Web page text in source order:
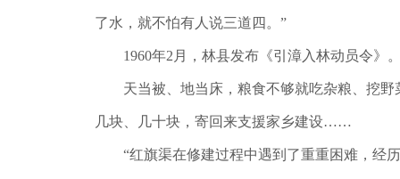
了水，就不怕有人说三道四。”
1960年2月，林县发布《引漳入林动员令》。
天当被、地当床，粮食不够就吃杂粮、挖野
几块、几十块，寄回来支援家乡建设……
“红旗渠在修建过程中遇到了重重困难，经历